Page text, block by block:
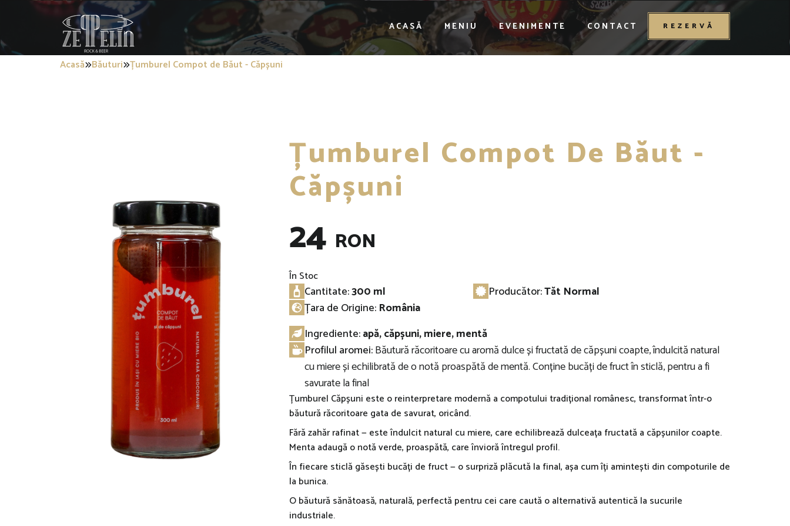
REZERVĂ
ACASĂ MENIU EVENIMENTE CONTACT
Acasă Băuturi Țumburel Compot de Băut - Căpșuni
Țumburel Compot De Băut -
Căpșuni
24 RON
În Stoc
Cantitate:300 ml
Țara de Origine: România
Producător:Tăt Normal
Ingrediente:apă, căpșuni, miere, mentă
Profilul aromei:Băutură răcoritoare cu aromă dulce și fructată de căpșuni coapte, îndulcită natural
cu miere și echilibrată de o notă proaspătă de mentă. Conține bucăți de fruct în sticlă, pentru a fi
savurate la final
Țumburel Căpșuni este o reinterpretare modernă a compotului tradițional românesc, transformat într-o
băutură răcoritoare gata de savurat, oricând.
Fără zahăr rafinat — este îndulcit natural cu miere, care echilibrează dulceața fructată a căpșunilor coapte.
Menta adaugă o notă verde, proaspătă, care învioră întregul profil.
În fiecare sticlă găsești bucăți de fruct — o surpriză plăcută la final, așa cum îți amintești din compoturile de
la bunica.
O băutură sănătoasă, naturală, perfectă pentru cei care caută o alternativă autentică la sucurile
industriale.